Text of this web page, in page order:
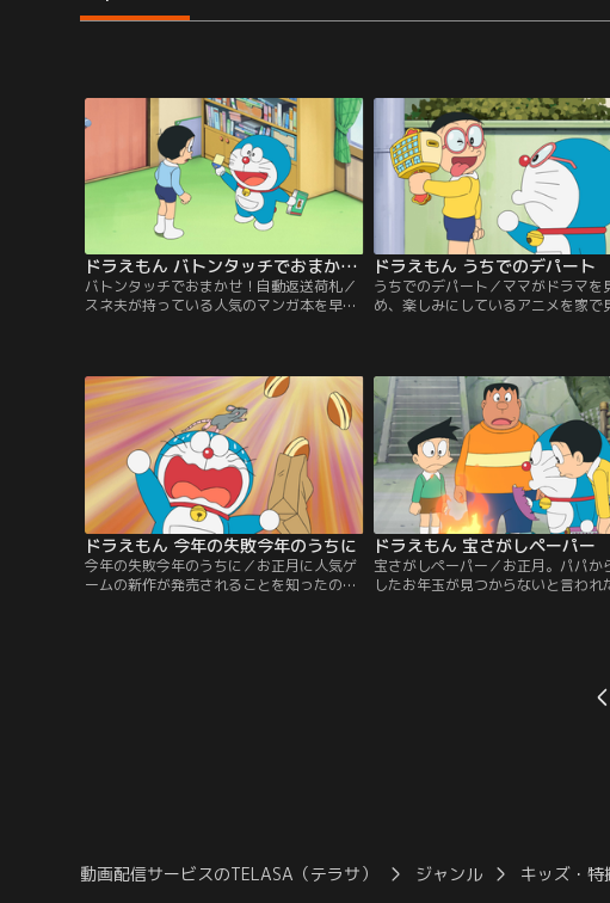
ドラえもん バトンタッチでおまかせ！自動返送荷札
バトンタッチでおまかせ！自動返送荷札／
スネ夫が持っている人気のマンガ本を早く
なってしまったのだという。それを聞いた
ジャイアンは、わかったらただじゃおかな
い！と大激怒（げきど）！ところが、のび
太が家に帰ると…。
ドラえもん うちでのデパート
うちでのデパート／ママがドラマを
め、楽しみにしているアニメを家で
ゅうけい）を見ていたため、チャン
変えることができず、ガッカリ…。
後、ちょうど通りかかったスネ夫に
をしたところ…。
ドラえもん 今年の失敗今年のうちに
今年の失敗今年のうちに／お正月に人気ゲ
ームの新作が発売されることを知ったのび
ドラえもん 宝さがしペーパー
宝さがしペーパー／お正月。パパか
したお年玉が見つからないと言われ
すと、文字がうかび上がり、さがし
ありかがわかるのだという。ところ
動画配信サービスのTELASA（テラサ） ジャンル キッズ・特